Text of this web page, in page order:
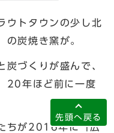
ウトタウンの少し北
の炭焼き窯が。
づくりが盛んで、
20年ほど前に一度
ちが2016年に「広
先頭へ戻る